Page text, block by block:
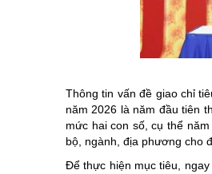
Thông tin vấn đề giao chỉ
năm 2026 là năm đầu tiên
mức hai con số, cụ thể
bộ, ngành, địa phương cho
Để thực hiện mục tiêu,